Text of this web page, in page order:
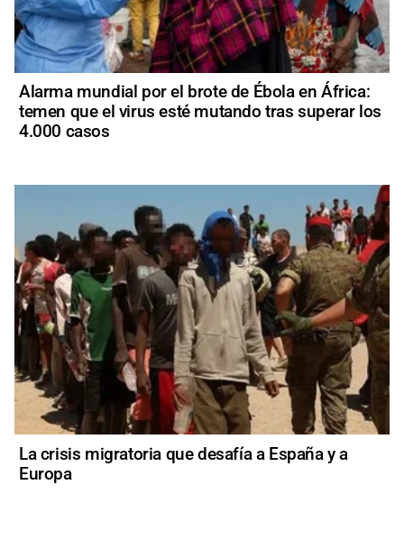
Alarma mundial por el brote de Ébola en África:
temen que el virus esté mutando tras superar los
4.000 casos
La crisis migratoria que desafía a España y a
Europa